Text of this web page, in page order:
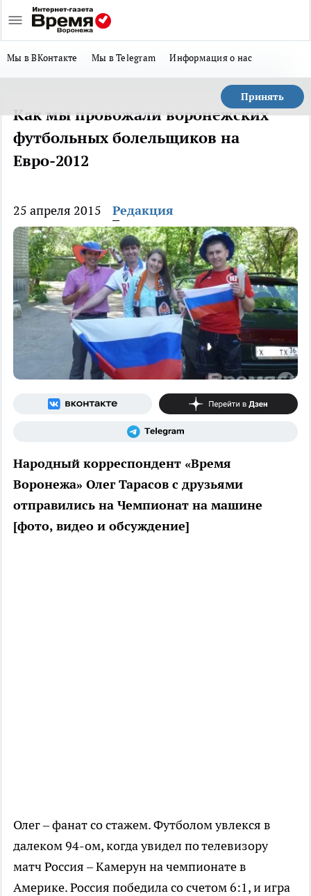
Мы в ВКонтакте Мы в Telegram Информация о нас
Принять
Как мы провожали воронежских
футбольных болельщиков на
Евро-2012
25 апреля 2015 Редакция
Народный корреспондент «Время
Воронежа» Олег Тарасов с друзьями
отправились на Чемпионат на машине
[фото, видео и обсуждение]
Олег – фанат со стажем. Футболом увлекся в
далеком 94-ом, когда увидел по телевизору
матч Россия – Камерун на чемпионате в
Америке. Россия победила со счетом 6:1, и игра